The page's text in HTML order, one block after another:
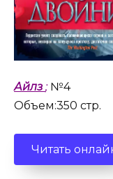
Айлз ;№4
Объем:350 стр.
Читать